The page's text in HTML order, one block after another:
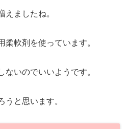
えましたね。
軟剤を使っています。
いのでいいようです。
うと思います。